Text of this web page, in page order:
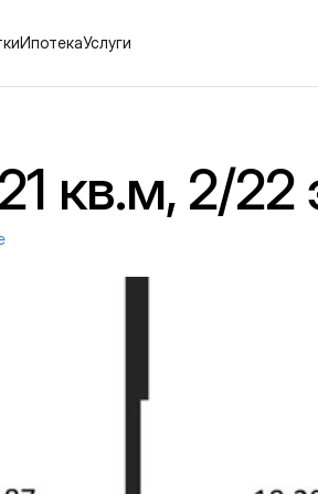
ИпотекаУслуги
кв.м, 2/22